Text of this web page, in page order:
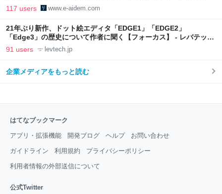
117 users www.e-aidem.com
21年ぶり新作、ドット絵エディタ「EDGE1」「EDGE2」
「Edge3」の歴史について作者に聞く【フォーカス】 - レバテック
LAB
91 users levtech.jp
企業メディアをもっと読む
はてなブックマーク
アプリ・拡張機能 開発ブログ ヘルプ お問い合わせ
ガイドライン 利用規約 プライバシーポリシー
利用者情報の外部送信について
公式Twitter